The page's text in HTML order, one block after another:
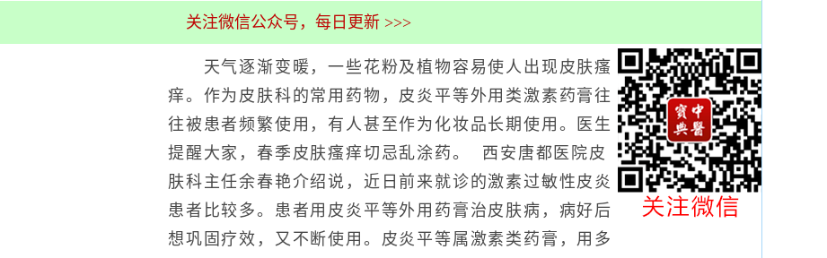
关注微信公众号，每日更新 >>>
天气逐渐变暖，一些花粉及植物容易使人出现皮肤瘙
痒。作为皮肤科的常用药物，皮炎平等外用类激素药膏往
往被患者频繁使用，有人甚至作为化妆品长期使用。医生
提醒大家，春季皮肤瘙痒切忌乱涂药。 西安唐都医院皮
肤科主任余春艳介绍说，近日前来就诊的激素过敏性皮炎
患者比较多。患者用皮炎平等外用药膏治皮肤病，病好后
想巩固疗效，又不断使用。皮炎平等属激素类药膏，用多